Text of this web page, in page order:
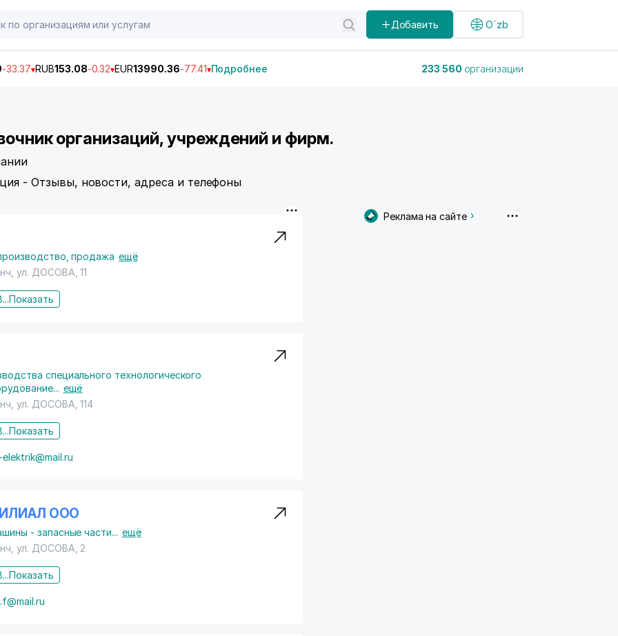
Добавить O`zb
-33.37 RUB153.08-0.32 EUR13990.36-77.41 Подробнее 233 560 организации
организаций, учреждений и фирм.
- Отзывы, новости, адреса и телефоны
продажа ещё
ул. ДОСОВА , 11
Показать
специального технологического
... ещё
ул. ДОСОВА , 114
Показать
ООО
- запасные части... ещё
ул. ДОСОВА , 2
Показать
Реклама на сайте